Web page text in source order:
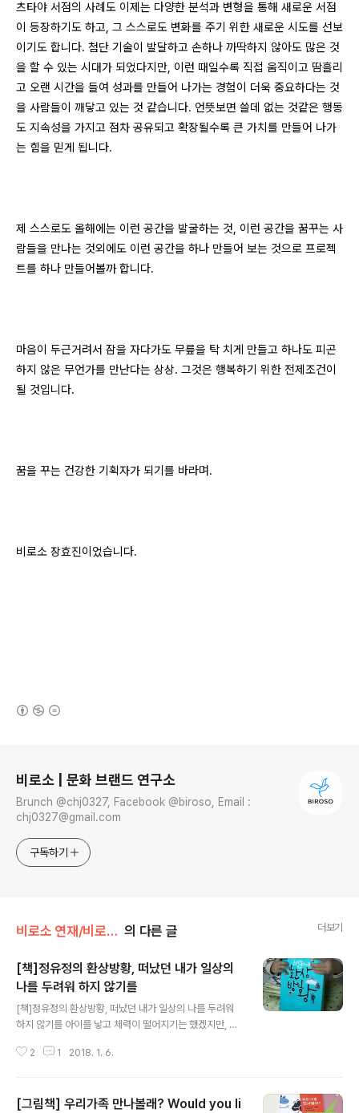
츠타야 서점의 사례도 이제는 다양한 분석과 변형을 통해 새로운 서점
이 등장하기도 하고, 그 스스로도 변화를 주기 위한 새로운 시도를 선보
이기도 합니다. 첨단 기술이 발달하고 손하나 까딱하지 않아도 많은 것
을 할 수 있는 시대가 되었다지만, 이런 때일수록 직접 움직이고 땀흘리
고 오랜 시간을 들여 성과를 만들어 나가는 경험이 더욱 중요하다는 것
을 사람들이 깨닿고 있는 것 같습니다. 언뜻보면 쓸데 없는 것같은 행동
도 지속성을 가지고 점차 공유되고 확장될수록 큰 가치를 만들어 나가
는 힘을 믿게 됩니다.
제 스스로도 올해에는 이런 공간을 발굴하는 것, 이런 공간을 꿈꾸는 사
람들을 만나는 것외에도 이런 공간을 하나 만들어 보는 것으로 프로젝
트를 하나 만들어볼까 합니다.
마음이 두근거려서 잠을 자다가도 무릎을 탁 치게 만들고 하나도 피곤
하지 않은 무언가를 만난다는 상상. 그것은 행복하기 위한 전제조건이
될 것입니다.
꿈을 꾸는 건강한 기획자가 되기를 바라며.
비로소 장효진이었습니다.
비로소 | 문화 브랜드 연구소
Brunch @chj0327, Facebook @biroso, Email :
chj0327@gmail.com
구독하기
비로소 연재/비로소 책방 의 다른 글 더보기
[책]정유정의 환상방황, 떠났던 내가 일상의
나를 두려워 하지 않기를
[책]정유정의 환상방황, 떠났던 내가 일상의 나를 두려워
하지 않기를 아이를 낳고 체력이 떨어지기는 했겠지만, 기
편은 아니다. 그렇다고 해서 마음의 상념을 떠나보내기 위
상의 내가 슬럼프를 겪어 힘들어서가 아니라 새로운 곳에
2 1 2018. 1. 6.
[그림책] 우리가족 만나볼래? Would you li